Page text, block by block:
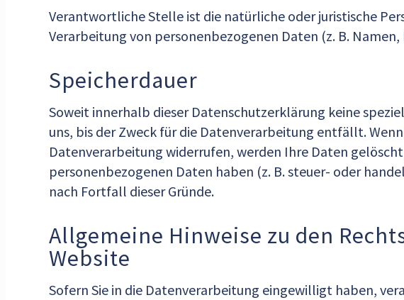
Verantwortliche Stelle ist die natürliche oder juristische
Verarbeitung von personenbezogenen Daten (z. B. Namen,
Speicherdauer
Soweit innerhalb dieser Datenschutzerklärung keine
uns, bis der Zweck für die Datenverarbeitung entfällt.
Datenverarbeitung widerrufen, werden Ihre Daten
personenbezogenen Daten haben (z. B. steuer- oder
nach Fortfall dieser Gründe.
Allgemeine Hinweise zu den
Website
Sofern Sie in die Datenverarbeitung eingewilligt haben,